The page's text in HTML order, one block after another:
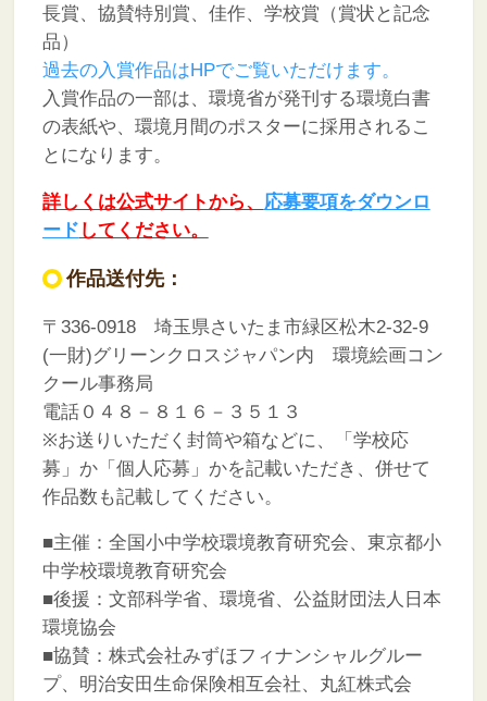
長賞、協賛特別賞、佳作、学校賞（賞状と記念
品）
過去の入賞作品はHPでご覧いただけます。
入賞作品の一部は、環境省が発刊する環境白書
の表紙や、環境月間のポスターに採用されるこ
とになります。
詳しくは公式サイトから、 応募要項をダウンロ
ード してください。
作品送付先：
〒336-0918 埼玉県さいたま市緑区松木2-32-9
(一財)グリーンクロスジャパン内 環境絵画コン
クール事務局
電話０４８－８１６－３５１３
※お送りいただく封筒や箱などに、「学校応
募」か「個人応募」かを記載いただき、併せて
作品数も記載してください。
■主催：全国小中学校環境教育研究会、東京都小
中学校環境教育研究会
■後援：文部科学省、環境省、公益財団法人日本
環境協会
■協賛：株式会社みずほフィナンシャルグルー
プ、明治安田生命保険相互会社、丸紅株式会